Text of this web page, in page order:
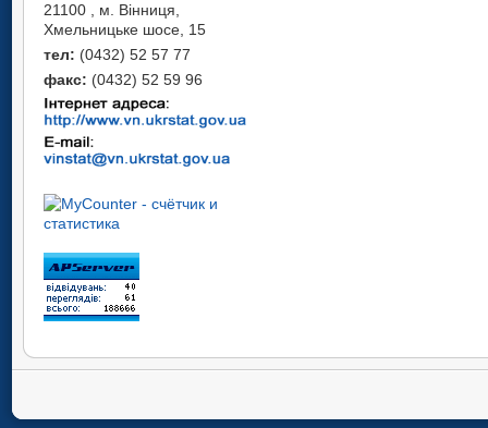
21100 , м. Вінниця,
Хмельницьке шосе, 15
тел: (0432) 52 57 77
факс: (0432) 52 59 96